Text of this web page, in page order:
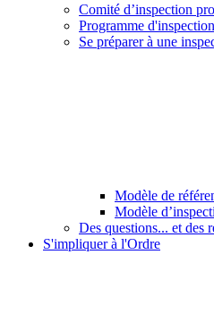
Comité d’inspection
Programme
Se préparer à une
Modèle de
Modèle
Des questions... et des
S'impliquer à l'Ordre